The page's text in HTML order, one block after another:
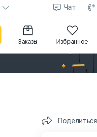
Чат
Заказы Избранное
Поделиться